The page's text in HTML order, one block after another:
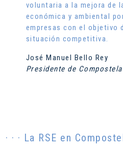
voluntaria a la mejora de
económica y ambiental
empresas con el objetivo
situación competitiva.
José Manuel Bello Rey
Presidente de
· · · La RSE en